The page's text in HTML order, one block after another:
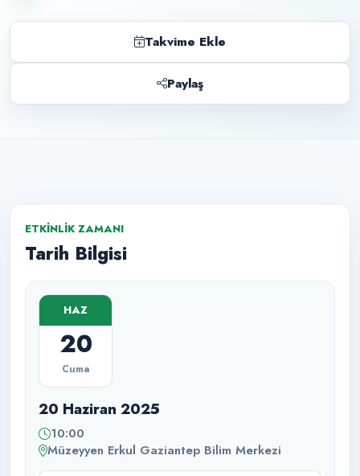
Takvime Ekle
Paylaş
ETKINLIK ZAMANI
Tarih Bilgisi
HAZ
20
Cuma
20 Haziran 2025
10:00
Müzeyyen Erkul Gaziantep Bilim Merkezi